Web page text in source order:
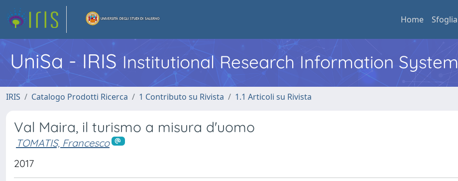
Home Sfoglia
UniSa - IRIS Institutional Research Information System
IRIS Catalogo Prodotti Ricerca 1 Contributo su Rivista 1.1 Articoli su Rivista
Val Maira, il turismo a misura d'uomo
TOMATIS, Francesco
2017